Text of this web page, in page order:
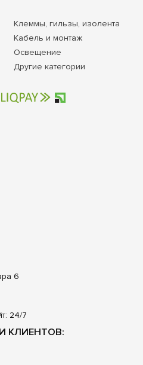
6
24/7
КЛИЕНТОВ:
Клеммы, гильзы, изолента
Кабель и монтаж
Освещение
Другие категории